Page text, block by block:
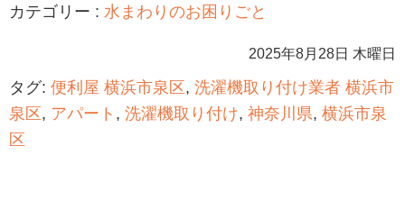
カテゴリー : 水まわりのお困りごと
2025年8月28日 木曜日
タグ: 便利屋 横浜市泉区, 洗濯機取り付け業者 横浜市
泉区, アパート , 洗濯機取り付け, 神奈川県, 横浜市泉
区